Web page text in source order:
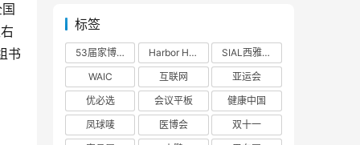
书
标签
53届家博会 Harbor House
SIAL西雅展
WAIC
互联网
亚运会
优必选
会议平板
健康中国
凤球唛
医博会
双十一